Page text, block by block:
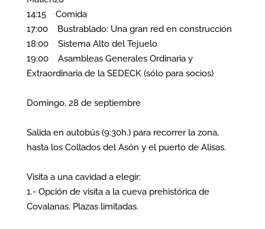
14:15 Comida
17:00 Bustrablado: Una gran red en construcción
18:00 Sistema Alto del Tejuelo
19:00 Asambleas Generales Ordinaria y
Extraordinaria de la SEDECK (sólo para socios)
Domingo, 28 de septiembre
Salida en autobús (9:30h.) para recorrer la zona,
hasta los Collados del Asón y el puerto de Alisas.
Visita a una cavidad a elegir:
1.- Opción de visita a la cueva prehistórica de
Covalanas. Plazas limitadas.